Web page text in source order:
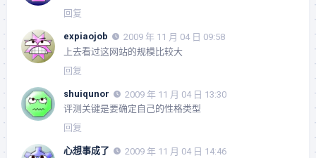
回复
expiaojob
2009 年 11 月 04 日 09:58
上去看过这网站的规模比较大
回复
shuiqunor
2009 年 11 月 04 日 13:30
评测关键是要确定自己的性格类型
回复
心想事成了
2009 年 11 月 04 日 14:46